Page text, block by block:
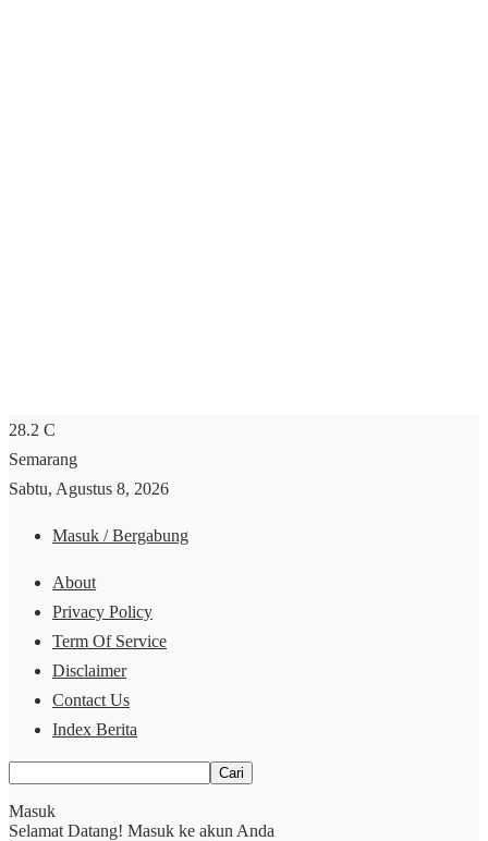
28.2 C
Semarang
Sabtu, Agustus 8, 2026
Masuk / Bergabung
About
Privacy Policy
Term Of Service
Disclaimer
Contact Us
Index Berita
Masuk
Selamat Datang! Masuk ke akun Anda